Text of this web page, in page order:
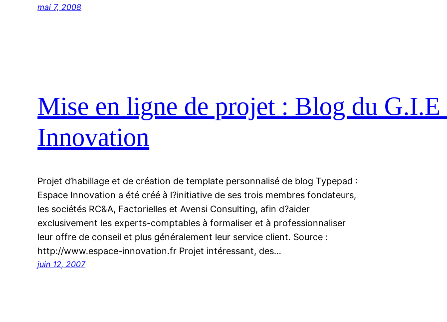
mai 7, 2008
Mise en ligne de projet : Blog du G.I.E
Innovation
Projet d’habillage et de création de template personnalisé de blog Typepad :
Espace Innovation a été créé à l?initiative de ses trois membres fondateurs,
les sociétés RC&A, Factorielles et Avensi Consulting, afin d?aider
exclusivement les experts-comptables à formaliser et à professionnaliser
leur offre de conseil et plus généralement leur service client. Source :
http://www.espace-innovation.fr Projet intéressant, des…
juin 12, 2007